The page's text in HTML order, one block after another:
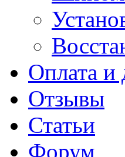
Оплата и
Отзывы
Статьи
Форум